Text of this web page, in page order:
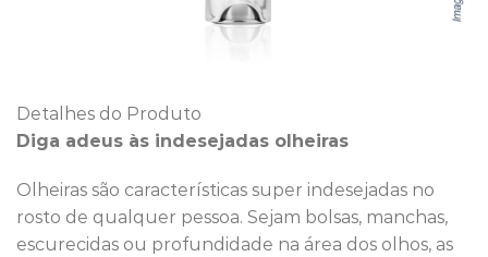
Detalhes do Produto
Diga adeus às indesejadas olheiras
Olheiras são características super indesejadas no
rosto de qualquer pessoa. Sejam bolsas, manchas,
escurecidas ou profundidade na área dos olhos, as